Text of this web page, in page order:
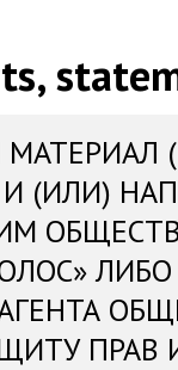
И (ИЛИ)
ПРАВ